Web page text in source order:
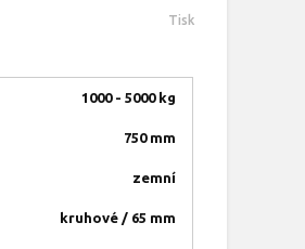
Tisk
1000 - 5000 kg
750 mm
zemní
kruhové / 65 mm